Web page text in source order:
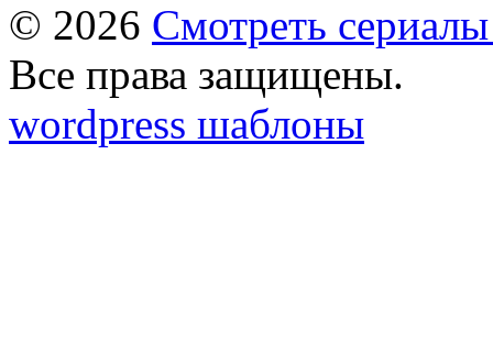
© 2026 Смотреть
Все права защищены.
wordpress шаблоны